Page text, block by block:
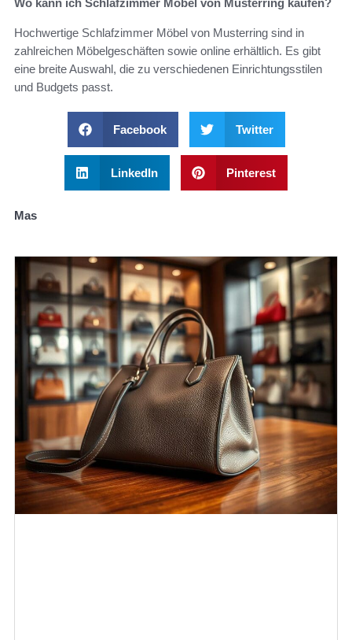
Hochwertige Schlafzimmer Möbel von Musterring sind in
zahlreichen Möbelgeschäften sowie online erhältlich. Es gibt
eine breite Auswahl, die zu verschiedenen Einrichtungsstilen
und Budgets passt.
Facebook Twitter
LinkedIn Pinterest
Mas